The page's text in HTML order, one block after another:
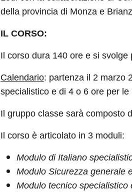
della provincia di Monza e
IL CORSO:
Il corso dura 140 ore e si
Calendario: partenza il 2 marzo
specialistico e di 4 o 6 ore per le
Il gruppo classe sarà composto
Il corso è articolato in 3 moduli:
Modulo di Italiano
Modulo Sicurezza generale
Modulo tecnico